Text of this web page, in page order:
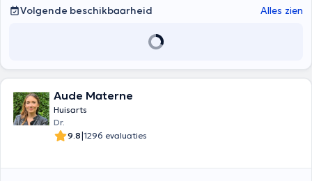
leeftijdsgrens, voor consultaties van kleine gynaecologie (uitstrijkje,
anticonceptie, SOA,...) of beheer van chronische pathologieën.
Volgende beschikbaarheid
Alles zien
Aude Materne
Huisarts
Dr.
9.8|1296 evaluaties